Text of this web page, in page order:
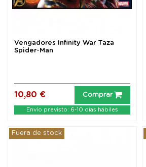
Vengadores Infinity War Taza
Spider-Man
10,80 € Comprar
Envío previsto: 6-10 días hábiles
Fuera de stock